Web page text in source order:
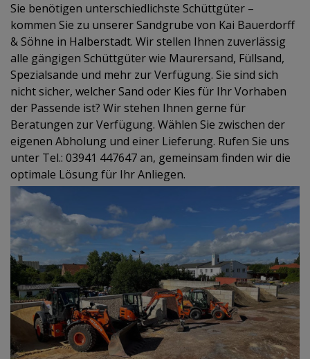
Sie benötigen unterschiedlichste Schüttgüter –
kommen Sie zu unserer Sandgrube von Kai Bauerdorff
& Söhne in Halberstadt. Wir stellen Ihnen zuverlässig
alle gängigen Schüttgüter wie Maurersand, Füllsand,
Spezialsande und mehr zur Verfügung. Sie sind sich
nicht sicher, welcher Sand oder Kies für Ihr Vorhaben
der Passende ist? Wir stehen Ihnen gerne für
Beratungen zur Verfügung. Wählen Sie zwischen der
eigenen Abholung und einer Lieferung. Rufen Sie uns
unter Tel.: 03941 447647an, gemeinsam finden wir die
optimale Lösung für Ihr Anliegen.